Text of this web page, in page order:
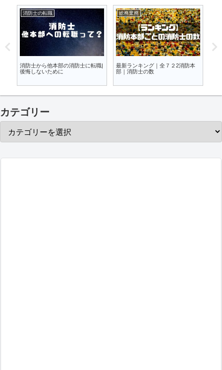
消防士の転職
消防士から他本部の消防士に転職|
後悔しないために
総務業務
最新ランキング｜全７２2消防本
部｜消防士の数
カテゴリー